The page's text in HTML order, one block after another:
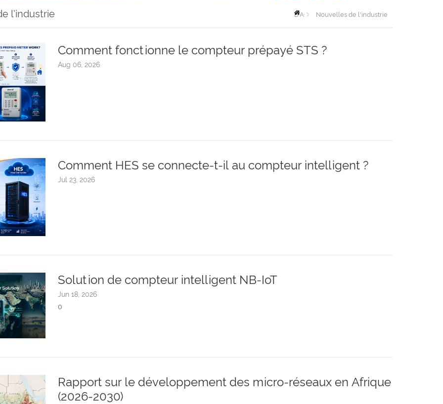
l'industrie PAGE
D'ACCUEILNouvelles de l'industrie
Comment fonctionne le compteur prépayé STS ?
Aug 06, 2026
Comment HES se connecte-t-il au compteur intelligent ?
Jul 23, 2026
Solution de compteur intelligent NB-IoT
Jun 18, 2026
0
Rapport sur le développement des micro-réseaux en Afrique
(2026-2030)